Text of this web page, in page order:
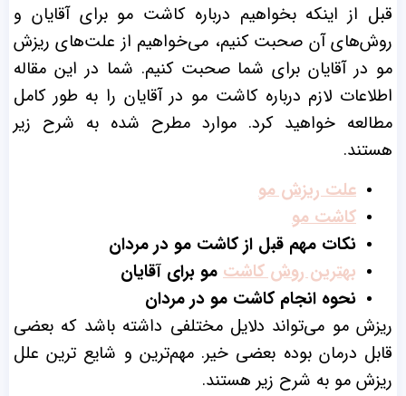
قبل از اینکه بخواهیم درباره کاشت مو برای آقایان و
روش‌های آن صحبت کنیم، می‌خواهیم از علت‌های ریزش
مو در آقایان برای شما صحبت کنیم. شما در این مقاله
اطلاعات لازم درباره کاشت مو در آقایان را به طور کامل
مطالعه خواهید کرد. موارد مطرح شده به شرح زیر
هستند.
علت ریزش مو
کاشت مو
نکات مهم قبل از کاشت مو در مردان
بهترین روش کاشت مو برای آقایان
نحوه انجام کاشت مو در مردان
ریزش مو می‌تواند دلایل مختلفی داشته باشد که بعضی
قابل درمان بوده بعضی خیر.مهم‌‌ترین و شایع ‌ترین علل
ریزش مو به شرح زیر هستند.